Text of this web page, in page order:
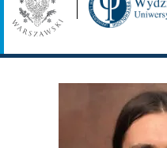
WYNAJEM PRZESTRZENI
Aktualności